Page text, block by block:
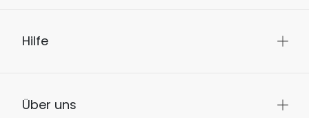
Hilfe
Über uns